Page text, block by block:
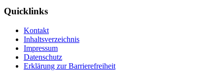
Quicklinks
Kontakt
Inhaltsverzeichnis
Impressum
Datenschutz
Erklärung zur Barrierefreiheit